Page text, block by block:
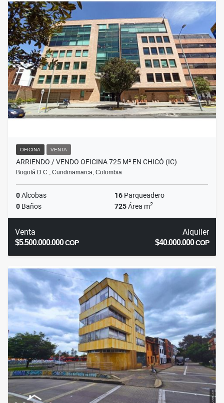
OFICINA VENTA
ARRIENDO / VENDO OFICINA 725 M² EN CHICÓ (IC)
Bogotá D.C., Cundinamarca, Colombia
0Alcobas 16 Parqueadero
0 Baños 725Área m2
Venta
$5.500.000.000COP
Alquiler
$40.000.000COP